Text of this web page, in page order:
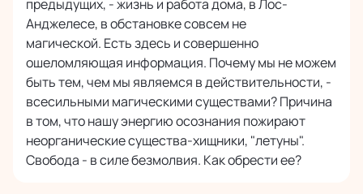
предыдущих, - жизнь и работа дома, в Лос-
Анджелесе, в обстановке совсем не
магической. Есть здесь и совершенно
ошеломляющая информация. Почему мы не можем
быть тем, чем мы являемся в действительности, -
всесильными магическими существами? Причина
в том, что нашу энергию осознания пожирают
неорганические существа-хищники, "летуны".
Свобода - в силе безмолвия. Как обрести ее?